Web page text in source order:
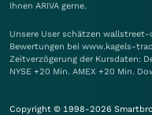
Ihnen ARIVA gerne.
Unsere User schätzen
Bewertungen bei www.kagels-
Zeitverzögerung der Kursdaten:
NYSE +20 Min. AMEX +20 Min.
Copyright © 1998-2026